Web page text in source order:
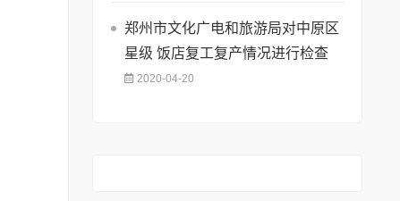
郑州市文化广电和旅游局对中原区
星级 饭店复工复产情况进行检查
2020-04-20